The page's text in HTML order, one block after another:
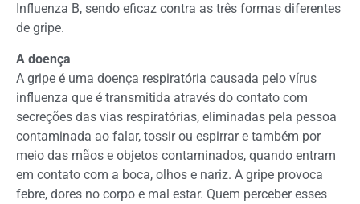
Influenza B, sendo eficaz contra as três formas diferentes
de gripe.
A doença
A gripe é uma doença respiratória causada pelo vírus
influenza que é transmitida através do contato com
secreções das vias respiratórias, eliminadas pela pessoa
contaminada ao falar, tossir ou espirrar e também por
meio das mãos e objetos contaminados, quando entram
em contato com a boca, olhos e nariz. A gripe provoca
febre, dores no corpo e mal estar. Quem perceber esses